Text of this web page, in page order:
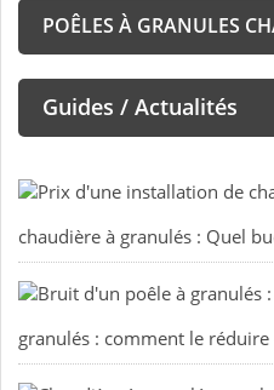
POÊLES À GRANULES
Guides / Actualités
chaudière à granulés : Quel
granulés : comment le